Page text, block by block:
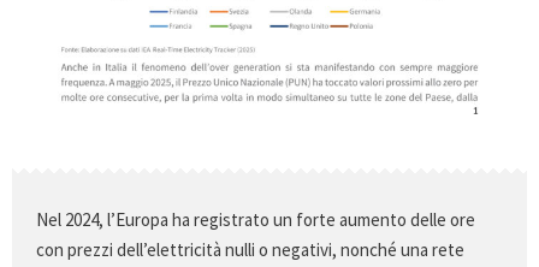
Nel 2024, l’Europa ha registrato un forte aumento delle ore
con prezzi dell’elettricità nulli o negativi, nonché una rete